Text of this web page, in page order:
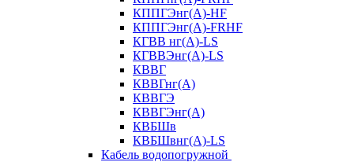
КППГЭнг(А)-HF
КППГЭнг(А)-FRHF
КГВВ нг(А)-LS
КГВВЭнг(А)-LS
КВВГ
КВВГнг(А)
КВВГЭ
КВВГЭнг(А)
КВБШв
КВБШвнг(А)-LS
Кабель водопогружной